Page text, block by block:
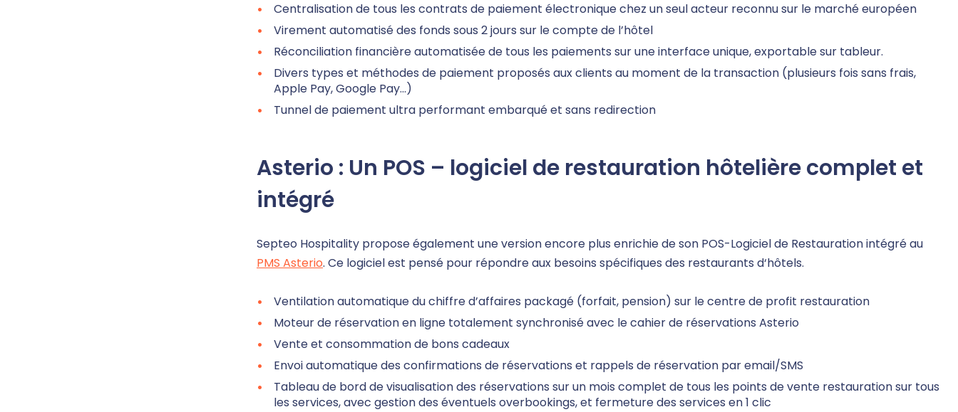
Centralisation de tous les contrats de paiement électronique chez un seul acteur reconnu sur le marché européen
Virement automatisé des fonds sous 2 jours sur le compte de l’hôtel
Réconciliation financière automatisée de tous les paiements sur une interface unique, exportable sur tableur.
Divers types et méthodes de paiement proposés aux clients au moment de la transaction (plusieurs fois sans frais,
Apple Pay, Google Pay...)
Tunnel de paiement ultra performant embarqué et sans redirection
Asterio : Un POS – logiciel de restauration hôtelière complet et
intégré
Septeo Hospitality propose également une version encore plus enrichie de son POS-Logiciel de Restauration intégré au
PMS Asterio. Ce logiciel est pensé pour répondre aux besoins spécifiques des restaurants d‘hôtels.
Ventilation automatique du chiffre d’affaires packagé (forfait, pension) sur le centre de profit restauration
Moteur de réservation en ligne totalement synchronisé avec le cahier de réservations Asterio
Vente et consommation de bons cadeaux
Envoi automatique des confirmations de réservations et rappels de réservation par email/SMS
Tableau de bord de visualisation des réservations sur un mois complet de tous les points de vente restauration sur tous
les services, avec gestion des éventuels overbookings, et fermeture des services en 1 clic